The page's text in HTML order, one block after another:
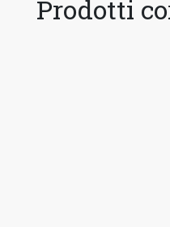
Prodotti